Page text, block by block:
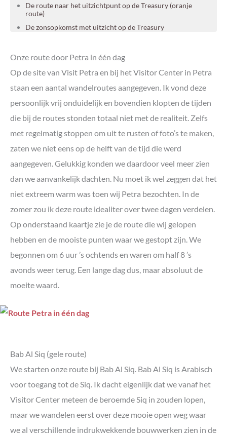
De route naar het uitzichtpunt op de Treasury (oranje
route)
De zonsopkomst met uitzicht op de Treasury
De High Place of Sacrifice (rode route)
Wadi Farasah (groene route)
Verse jus met uitzicht op de Monastery
Het mooiste uitzicht op de Monastery (paarse route)
De zonsondergang bekijken in Petra?
Terug door de Street of Facades en langs de Royal
Tombs (grijze route)
Entreeprijs Petra en Jordan Pass
De mooiste route naar Petra
Onze route door Petra in één dag
Op de site van Visit Petra en bij het Visitor Center in Petra
staan een aantal wandelroutes aangegeven. Ik vond deze
persoonlijk vrij onduidelijk en bovendien klopten de tijden
die bij de routes stonden totaal niet met de realiteit. Zelfs
met regelmatig stoppen om uit te rusten of foto’s te maken,
zaten we niet eens op de helft van de tijd die werd
aangegeven. Gelukkig konden we daardoor veel meer zien
dan we aanvankelijk dachten. Nu moet ik wel zeggen dat het
niet extreem warm was toen wij Petra bezochten. In de
zomer zou ik deze route idealiter over twee dagen verdelen.
Op onderstaand kaartje zie je de route die wij gelopen
hebben en de mooiste punten waar we gestopt zijn. We
begonnen om 6 uur ’s ochtends en waren om half 8 ’s
avonds weer terug. Een lange dag dus, maar absoluut de
moeite waard.
Bab Al Siq (gele route)
We starten onze route bij Bab Al Siq. Bab Al Siq is Arabisch
voor toegang tot de Siq. Ik dacht eigenlijk dat we vanaf het
Visitor Center meteen de beroemde Siq in zouden lopen,
maar we wandelen eerst over deze mooie open weg waar
we al verschillende indrukwekkende bouwwerken zien in de